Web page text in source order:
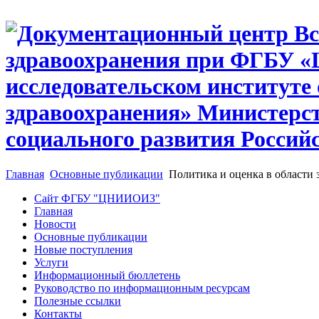
Главная Основные публикации Политика и оценка в области
Сайт ФГБУ "ЦНИИОИЗ"
Главная
Новости
Основные публикации
Новые поступления
Услуги
Информационный бюллетень
Руководство по информационным ресурсам
Полезные ссылки
Контакты